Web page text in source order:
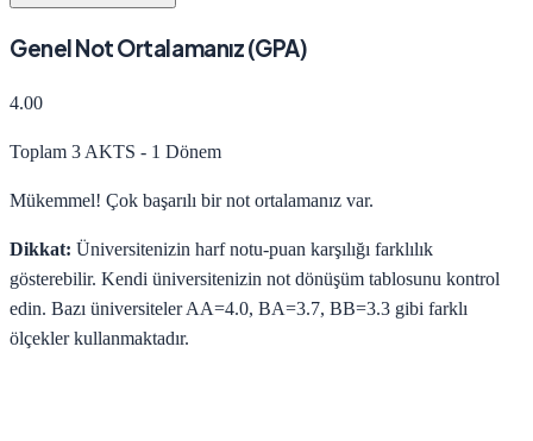
Genel Not Ortalamanız (GPA)
4.00
Toplam 3 AKTS - 1 Dönem
Mükemmel! Çok başarılı bir not ortalamanız var.
Dikkat: Üniversitenizin harf notu-puan karşılığı farklılık
gösterebilir. Kendi üniversitenizin not dönüşüm tablosunu kontrol
edin. Bazı üniversiteler AA=4.0, BA=3.7, BB=3.3 gibi farklı
ölçekler kullanmaktadır.